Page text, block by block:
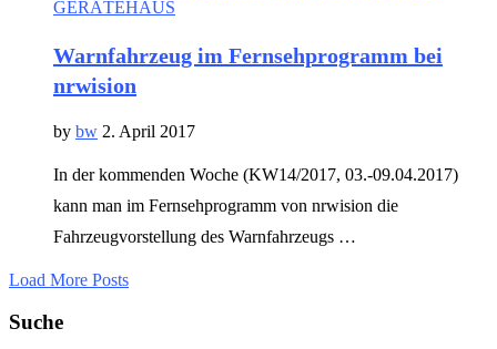
GERÄTEHAUS
Warnfahrzeug im Fernsehprogramm bei
nrwision
by bw 2. April 2017
In der kommenden Woche (KW14/2017, 03.-09.04.2017)
kann man im Fernsehprogramm von nrwision die
Fahrzeugvorstellung des Warnfahrzeugs …
Load More Posts
Suche